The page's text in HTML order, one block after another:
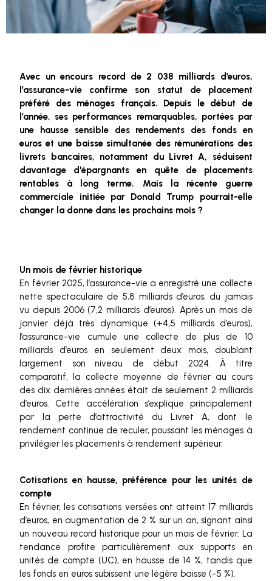
Avec un encours record de 2 038 milliards d’euros,
l’assurance-vie confirme son statut de placement
préféré des ménages français. Depuis le début de
l’année, ses performances remarquables, portées par
une hausse sensible des rendements des fonds en
euros et une baisse simultanée des rémunérations des
livrets bancaires, notamment du Livret A, séduisent
davantage d'épargnants en quête de placements
rentables à long terme. Mais la récente guerre
commerciale initiée par Donald Trump pourrait-elle
changer la donne dans les prochains mois ?
Un mois de février historique
En février 2025, l’assurance-vie a enregistré une collecte
nette spectaculaire de 5,8 milliards d’euros, du jamais
vu depuis 2006 (7,2 milliards d’euros). Après un mois de
janvier déjà très dynamique (+4,5 milliards d’euros),
l’assurance-vie cumule une collecte de plus de 10
milliards d’euros en seulement deux mois, doublant
largement son niveau de début 2024. À titre
comparatif, la collecte moyenne de février au cours
des dix dernières années était de seulement 2 milliards
d’euros. Cette accélération s’explique principalement
par la perte d’attractivité du Livret A, dont le
rendement continue de reculer, poussant les ménages à
privilégier les placements à rendement supérieur.
Cotisations en hausse, préférence pour les unités de
compte
En février, les cotisations versées ont atteint 17 milliards
d’euros, en augmentation de 2 % sur un an, signant ainsi
un nouveau record historique pour un mois de février. La
tendance profite particulièrement aux supports en
unités de compte (UC), en hausse de 14 %, tandis que
les fonds en euros subissent une légère baisse (-5 %).